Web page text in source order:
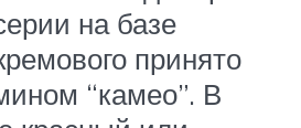
на базе
принято
“камео”. В